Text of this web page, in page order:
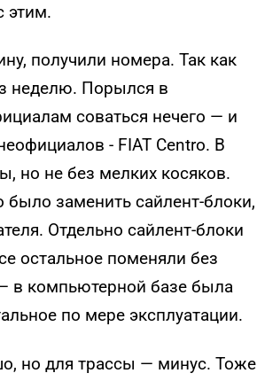
этим.
получили номера. Так как
неделю. Порылся в
соваться нечего — и
- FIAT Centro. В
но не без мелких косяков.
заменить сайлент-блоки,
Отдельно сайлент-блоки
остальное поменяли без
в компьютерной базе была
по мере эксплуатации.
но для трассы — минус. Тоже